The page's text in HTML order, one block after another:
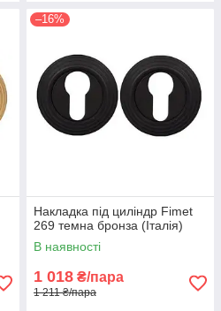
–16%
Накладка під циліндр Fimet
269 темна бронза (Італія)
В наявності
1 018 ₴/пара
1 211 ₴/пара